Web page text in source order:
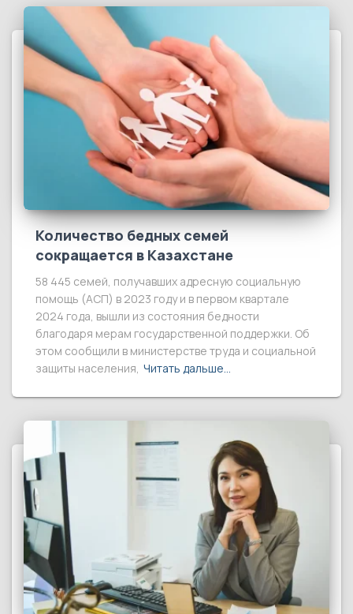
Количество бедных семей
сокращается в Казахстане
58 445 семей, получавших адресную социальную
помощь (АСП) в 2023 году и в первом квартале
2024 года, вышли из состояния бедности
благодаря мерам государственной поддержки. Об
этом сообщили в министерстве труда и социальной
защиты населения, Читать дальше…